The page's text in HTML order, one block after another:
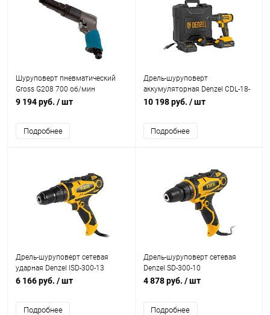
Шуруповерт пневматический
Gross G208 700 об/мин
9 194 руб. / шт
Подробнее
Дрель-шуруповерт
аккумуляторная Denzel CDL-18-
02BM 18В 26116
10 198 руб. / шт
Подробнее
Дрель-шуруповерт сетевая
ударная Denzel ISD-300-13
26211
6 166 руб. / шт
Подробнее
Дрель-шуруповерт сетевая
Denzel SD-300-10
4 878 руб. / шт
Подробнее